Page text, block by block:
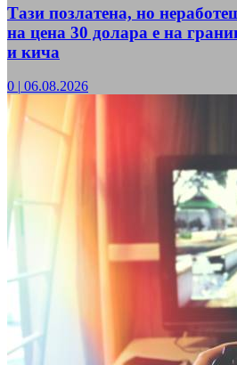
Тази позлатена, но
на цена 30 долара е на
и кича
0 | 06.08.2026